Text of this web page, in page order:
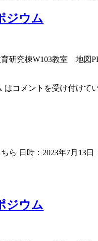
ジウム
合教育研究棟W103
はコメントを受け付けて
日時：2023年7月13
ジウム